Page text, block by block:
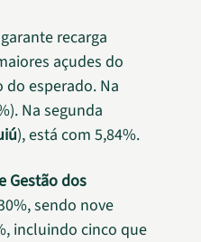
recarga
açudes do
do esperado. Na
Na segunda
), está com 5,84%.
Gestão dos
sendo nove
incluindo cinco que